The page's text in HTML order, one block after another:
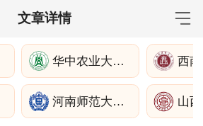
文章详情
招生政策 学制学费
报名流程
招生简章
华中农业大学公共管理学院
河南师范大学社会事业学院 山